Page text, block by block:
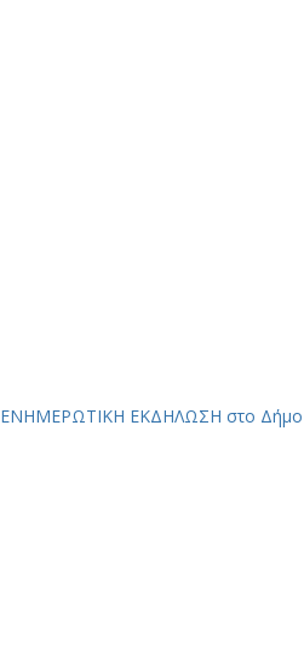
ΕΝΗΜΕΡΩΤΙΚΗ ΕΚΔΗΛΩΣΗ στο Δήμο